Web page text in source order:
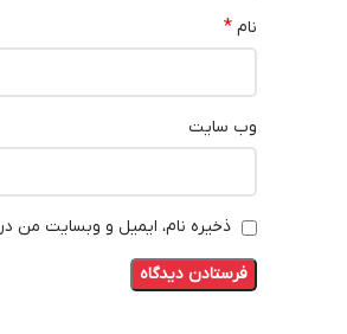
نام *
وب‌ سایت
ذخیره نام، ایمیل و وبسایت من